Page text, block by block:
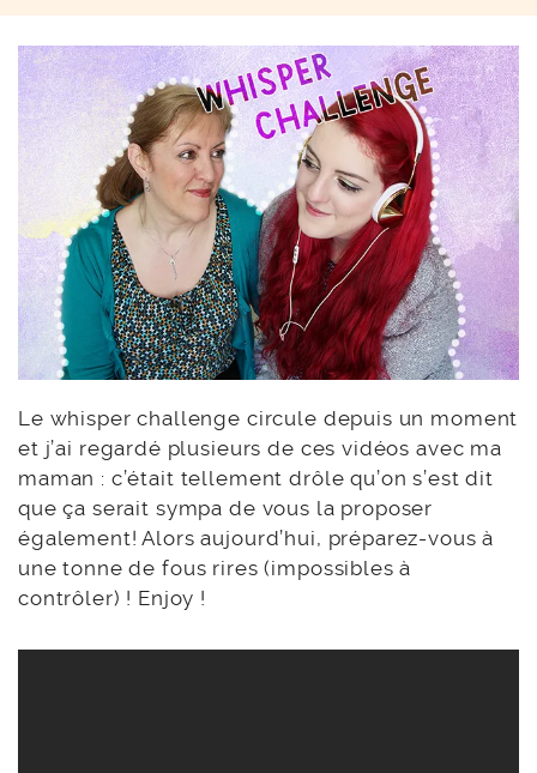
Le whisper challenge circule depuis un moment
et j’ai regardé plusieurs de ces vidéos avec ma
maman : c’était tellement drôle qu’on s’est dit
que ça serait sympa de vous la proposer
également! Alors aujourd’hui, préparez-vous à
une tonne de fous rires (impossibles à
contrôler) ! Enjoy !